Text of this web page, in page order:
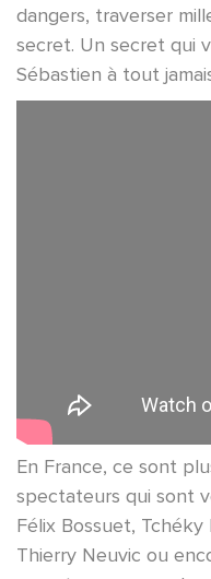
dangers, traverser
secret. Un secret qui
Sébastien à tout
En France, ce sont
spectateurs qui sont
Félix Bossuet, Tchéky
Thierry Neuvic ou